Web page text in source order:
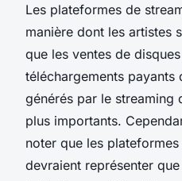
Les plateformes de
manière dont les artistes
que les ventes de
téléchargements payants
générés par le streaming
plus importants.
noter que les
devraient représenter